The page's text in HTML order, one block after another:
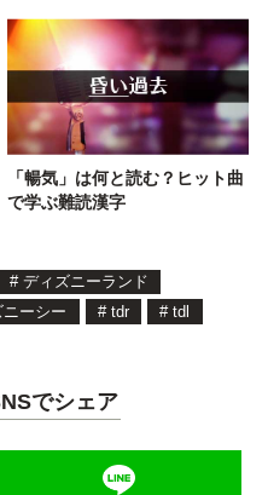
「暢気」は何と読む？ヒット曲
で学ぶ難読漢字
# ディズニーランド
ーシー # tdr # tdl
でシェア